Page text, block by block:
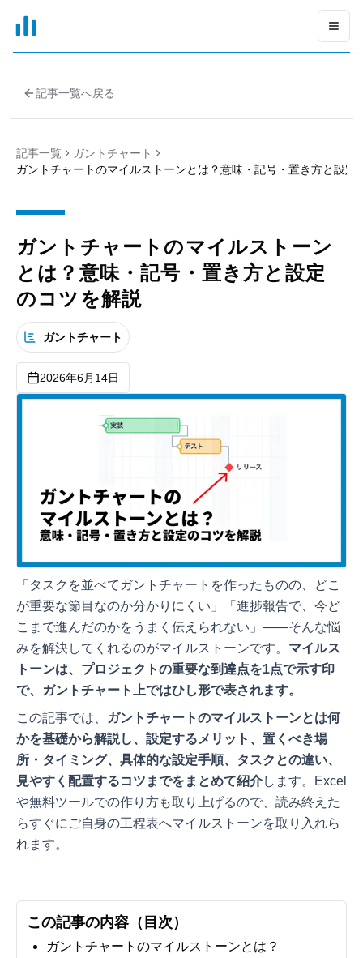
xGrapher
記事一覧へ戻る
記事一覧
ガントチャート
ガントチャートのマイルストーンとは？意味・記号・置き方と設定
ガントチャートのマイルストーン
とは？意味・記号・置き方と設定
のコツを解説
ガントチャート
2026年6月14日
「タスクを並べてガントチャートを作ったものの、どこ
が重要な節目なのか分かりにくい」「進捗報告で、今ど
こまで進んだのかをうまく伝えられない」——そんな悩
みを解決してくれるのがマイルストーンです。 マイルス
トーンは、プロジェクトの重要な到達点を1点で示す印
で、ガントチャート上ではひし形で表されます。
この記事では、
ガントチャートのマイルストーンとは何
かを基礎から解説し、設定するメリット、置くべき場
所・タイミング、具体的な設定手順、タスクとの違い、
見やすく配置するコツまでをまとめて紹介します。Excel
や無料ツールでの作り方も取り上げるので、読み終えた
らすぐにご自身の工程表へマイルストーンを取り入れら
れます。
この記事の内容（目次）
ガントチャートのマイルストーンとは？